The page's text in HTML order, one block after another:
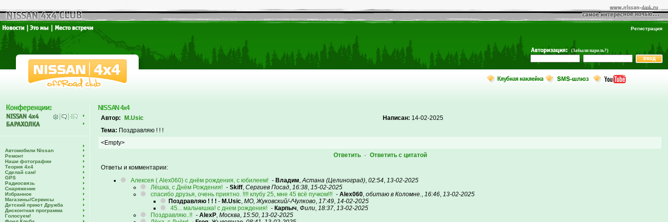
Регистрация
(Забыли пароль?)
Автомобили Nissan
Ремонт
Наши фотографии
Теория 4х4
Сделай сам!
GPS
Радиосвязь
Снаряжение
Избранное
Магазины/Сервисы
Детский приют Дружба
Дисконтная программа
Голосуем!
NISSAN 4x4
Автор: M.Usic Написан: 14-02-2025
Тема: Поздравляю ! ! !
<Empty>
Ответить
·
Ответить с цитатой
Ответы и комментарии:
Алексея ( Alex060) с днём рождения, с юбилеем! - Владим,Астана (Целиноград), 02:54, 13-02-2025
Лёшка, с Днём Рождения! - Skiff, Сергиев Посад, 16:38, 15-02-2025
спасибо друзья, очень приятно. !!!! клубу 25, мне 45 всё пучком!!! - Alex060, обитаю в Коломне., 16:46, 13-02-2025
Поздравляю ! ! ! - M.Usic, МО, Жуковский/-/Чулково, 17:49, 14-02-2025
45... мальчишка! с днем рождения! - Карпыч, Фили, 18:37, 13-02-2025
Поздравляю..!! - AlexP, Москва, 15:50, 13-02-2025